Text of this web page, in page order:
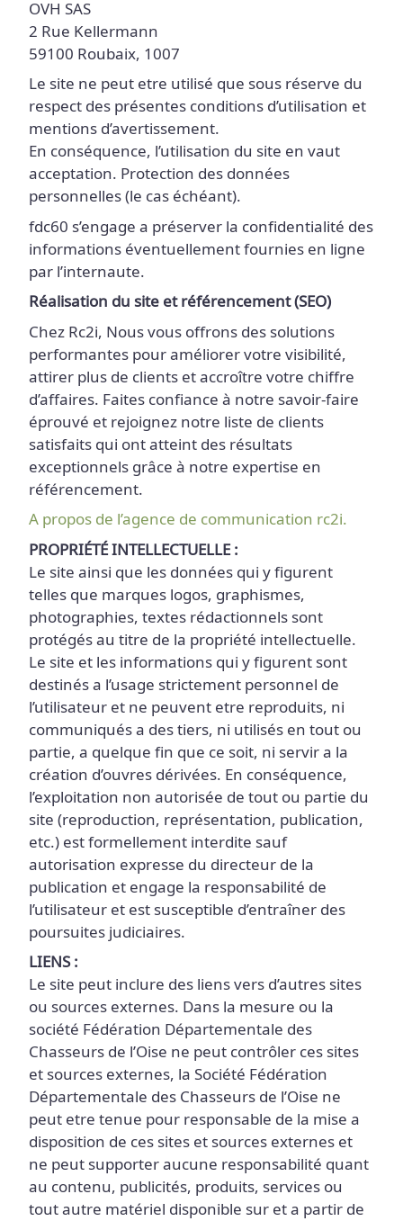
OVH SAS
2 Rue Kellermann
59100 Roubaix, 1007
Le site ne peut etre utilisé que sous réserve du
respect des présentes conditions d’utilisation et
mentions d’avertissement.
En conséquence, l’utilisation du site en vaut
acceptation. Protection des données
personnelles (le cas échéant).
fdc60 s’engage a préserver la confidentialité des
informations éventuellement fournies en ligne
par l’internaute.
Réalisation du site et référencement (SEO)
Chez Rc2i, Nous vous offrons des solutions
performantes pour améliorer votre visibilité,
attirer plus de clients et accroître votre chiffre
d’affaires. Faites confiance à notre savoir-faire
éprouvé et rejoignez notre liste de clients
satisfaits qui ont atteint des résultats
exceptionnels grâce à notre expertise en
référencement.
A propos de l’agence de communication rc2i.
PROPRIÉTÉ INTELLECTUELLE :
Le site ainsi que les données qui y figurent
telles que marques logos, graphismes,
photographies, textes rédactionnels sont
protégés au titre de la propriété intellectuelle.
Le site et les informations qui y figurent sont
destinés a l’usage strictement personnel de
l’utilisateur et ne peuvent etre reproduits, ni
communiqués a des tiers, ni utilisés en tout ou
partie, a quelque fin que ce soit, ni servir a la
création d’ouvres dérivées. En conséquence,
l’exploitation non autorisée de tout ou partie du
site (reproduction, représentation, publication,
etc.) est formellement interdite sauf
autorisation expresse du directeur de la
publication et engage la responsabilité de
l’utilisateur et est susceptible d’entraîner des
poursuites judiciaires.
LIENS :
Le site peut inclure des liens vers d’autres sites
ou sources externes. Dans la mesure ou la
société Fédération Départementale des
Chasseurs de l’Oise ne peut contrôler ces sites
et sources externes, la Société Fédération
Départementale des Chasseurs de l’Oise ne
peut etre tenue pour responsable de la mise a
disposition de ces sites et sources externes et
ne peut supporter aucune responsabilité quant
au contenu, publicités, produits, services ou
tout autre matériel disponible sur et a partir de